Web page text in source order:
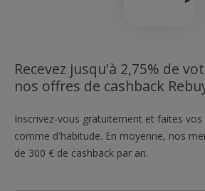
Recevez jusqu'à 2,75% de
nos offres de cashback
Inscrivez-vous gratuitement et faites vos
comme d'habitude. En moyenne, nos
de 300 € de cashback par an.